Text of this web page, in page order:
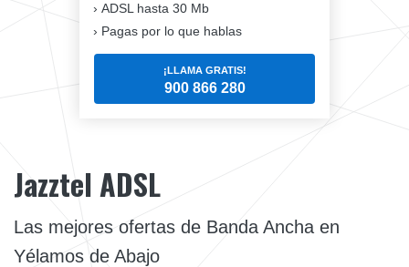
ADSL hasta 30 Mb
Pagas por lo que hablas
¡LLAMA GRATIS!
900 866 280
Jazztel ADSL
Las mejores ofertas de Banda Ancha en
Yélamos de Abajo